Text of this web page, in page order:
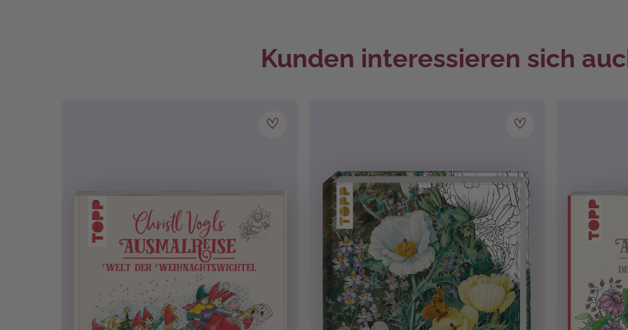
, Softcover 4/4
Monat:
Material: Buntstifte, Filzstifte
Techniken: Ausmalen
Themen: Familie, Landschaften, Natur, Menschen & Gesichter
Kunden interessieren sich